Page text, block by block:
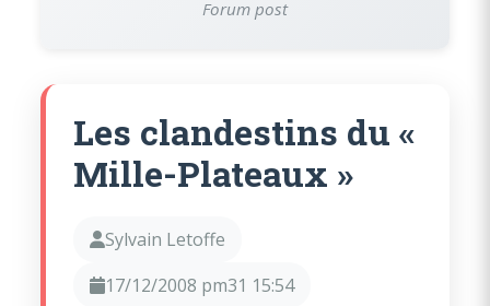
Forum post
Les clandestins du «
Mille-Plateaux »
Sylvain Letoffe
17/12/2008 pm31 15:54